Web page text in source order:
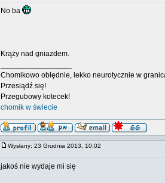
No ba
Krąży nad gniazdem.
Chomikowo obłędnie, lekko neurotycznie w
Przesiądź się!
Przegubowy kotecek!
chomik w świecie
Wysłany: 23 Grudnia 2013, 10:02
jakoś nie wydaje mi się